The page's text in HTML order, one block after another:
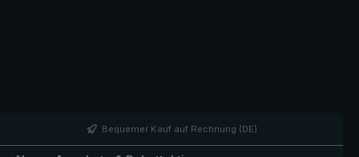
Bequemer Kauf auf Rechnung (DE)